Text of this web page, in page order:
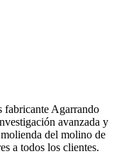
fabricante Agarrando
avanzada y
del molino de
a todos los clientes.